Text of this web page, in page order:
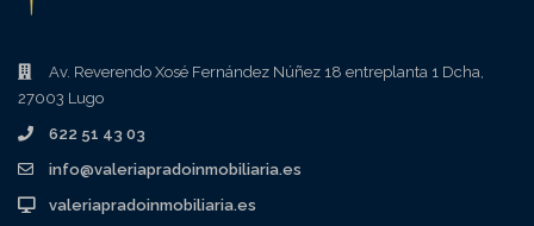
Av. Reverendo Xosé Fernández Núñez 18 entreplanta 1 Dcha,
27003 Lugo
622 51 43 03
info@valeriapradoinmobiliaria.es
valeriapradoinmobiliaria.es